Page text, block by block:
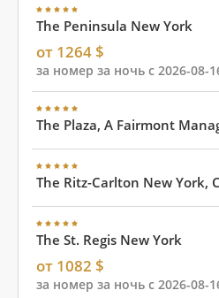
The Peninsula New York
от 1264 $
за номер за ночь с 2026-08-
The Plaza, A Fairmont
The Ritz-Carlton New York,
The St. Regis New York
от 1082 $
за номер за ночь с 2026-08-